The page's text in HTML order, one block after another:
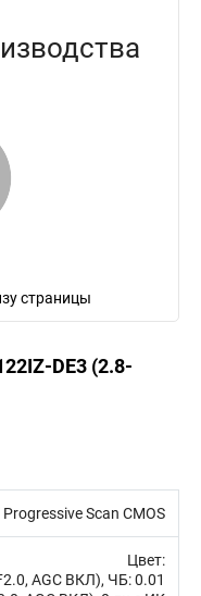
страницы
DE3 (2.8-
Progressive Scan CMOS
AGC ВКЛ), ЧБ: 0.01